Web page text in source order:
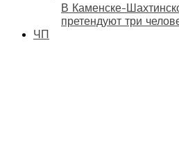
В Каменске-
претендуют три
ЧП